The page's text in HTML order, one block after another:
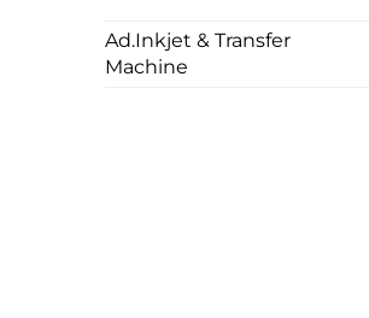
Ad.Inkjet & Transfer
Machine